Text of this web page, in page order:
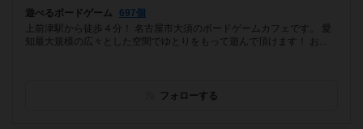
遊べるボードゲーム
697個
上前津駅から徒歩４分！ 名古屋市大須のボードゲームカフェです。 愛
知最大規模の広々とした空間でゆとりをもって遊んで頂けます！ お...
フォローする